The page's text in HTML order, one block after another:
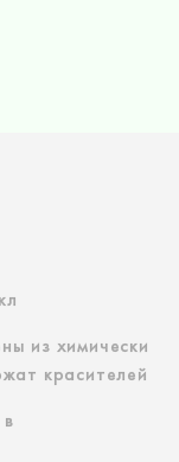
из химически
красителей